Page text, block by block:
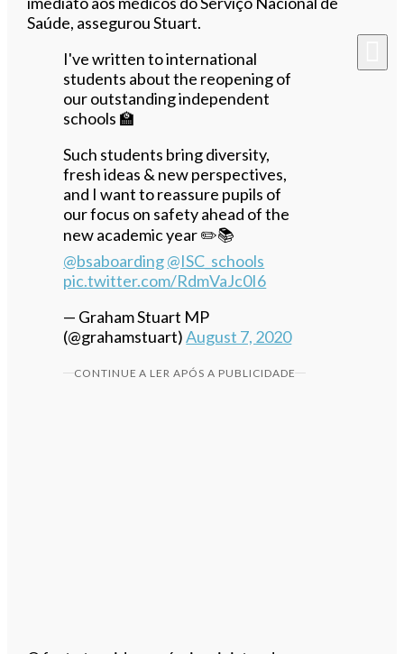
Saúde, assegurou Stuart.
I've written to international
students about the reopening of
our outstanding independent
schools 🏫
Such students bring diversity,
fresh ideas & new perspectives,
and I want to reassure pupils of
our focus on safety ahead of the
new academic year ✏️📚
@bsaboarding@ISC_schools
pic.twitter.com/RdmVaJc0I6
— Graham Stuart MP
(@grahamstuart)August 7, 2020
CONTINUE A LER APÓS A PUBLICIDADE